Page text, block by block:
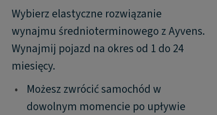
Wybierz elastyczne rozwiązanie
wynajmu średnioterminowego z Ayvens.
Wynajmij pojazd na okres od 1 do 24
miesięcy.
•
Możesz zwrócić samochód w
dowolnym momencie po upływie